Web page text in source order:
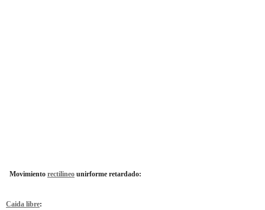
Movimiento rectilineo unirforme retardado:
Caida libre: